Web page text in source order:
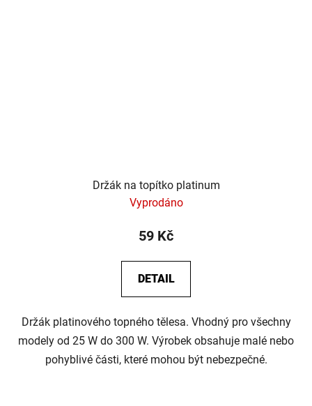
Držák na topítko platinum
Vyprodáno
59 Kč
DETAIL
Držák platinového topného tělesa. Vhodný pro všechny
modely od 25 W do 300 W. Výrobek obsahuje malé nebo
pohyblivé části, které mohou být nebezpečné.